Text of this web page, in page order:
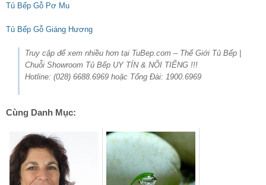
Tủ Bếp Gỗ Pơ Mu
Tủ Bếp Gỗ Giáng Hương
Truy cập để xem nhiều hơn tại TuBep.com – Thế Giới Tủ Bếp |
Chuỗi Showroom Tủ Bếp UY TÍN & NỔI TIẾNG !!!
Hotline: (028) 6688.6969 hoặc Tổng Đài: 1900.6969
Cùng Danh Mục: